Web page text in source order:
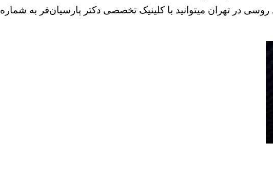
با کلینیک تخصصی دکتر پارسیان‌فر به شماره ۰۹۳۰۳۸۳۹۹۱۹ تماس بگیرید یا در تلگرام و واتس‌اپ پیام ارسال کنید.